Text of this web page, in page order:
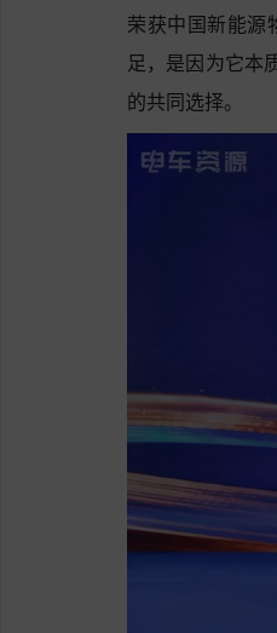
荣获中国新能源
足，是因为它本
的共同选择。